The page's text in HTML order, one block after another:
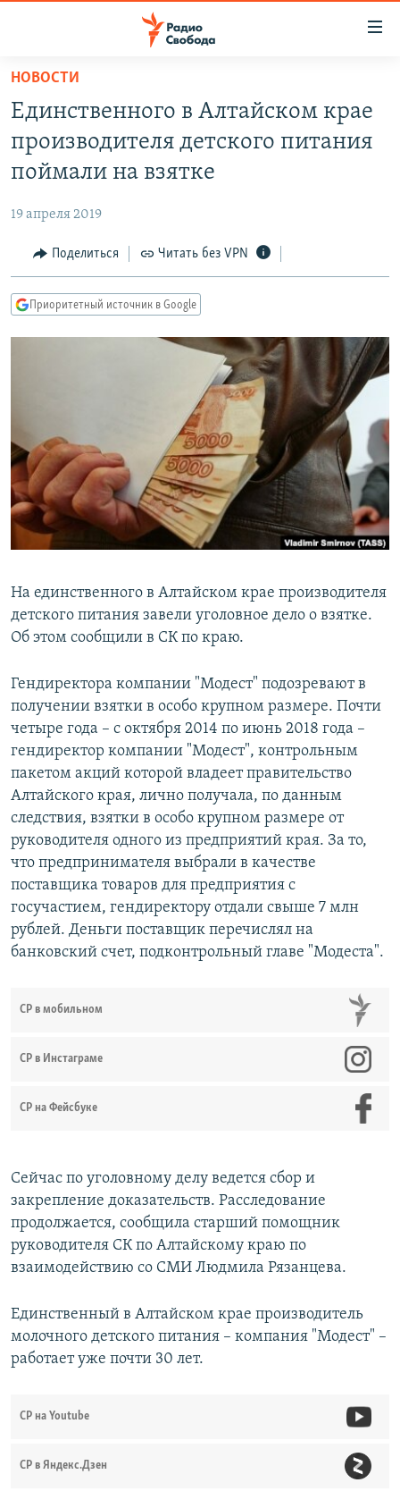
упрощенного
доступа
основному
Вернутся
Вернутся
ПОДКАСТЫ
АВТОРСКИЕ ПРОЕКТЫ
МНЕНИЯ
КУЛЬТУРА
КАВКАЗ.РЕАЛИИ
ПОДПИШИТЕСЬ НА РАССЫЛКУ
СОЦИАЛЬНЫЕ СЕТИ
Все сайты РСЕ/РС
НОВОСТИ
Единственного в Алтайском крае
производителя детского питания
поймали на взятке
19 апреля 2019
Поделиться Читать без VPN
Приоритетный источник в Google
На единственного в Алтайском крае производителя
детского питания завели уголовное дело о взятке.
Об этом сообщили в СК по краю.
Гендиректора компании "Модест" подозревают в
получении взятки в особо крупном размере. Почти
четыре года – с октября 2014 по июнь 2018 года –
гендиректор компании "Модест", контрольным
пакетом акций которой владеет правительство
Алтайского края, лично получала, по данным
следствия, взятки в особо крупном размере от
руководителя одного из предприятий края. За то,
что предпринимателя выбрали в качестве
поставщика товаров для предприятия с
госучастием, гендиректору отдали свыше 7 млн
рублей. Деньги поставщик перечислял на
банковский счет, подконтрольный главе "Модеста".
СР в мобильном
СР в Инстаграме
СР на Фейсбуке
Сейчас по уголовному делу ведется сбор и
закрепление доказательств. Расследование
продолжается, сообщила старший помощник
руководителя СК по Алтайскому краю по
взаимодействию со СМИ Людмила Рязанцева.
Единственный в Алтайском крае производитель
молочного детского питания – компания "Модест" –
работает уже почти 30 лет.
СР на Youtube
СР в Яндекс.Дзен